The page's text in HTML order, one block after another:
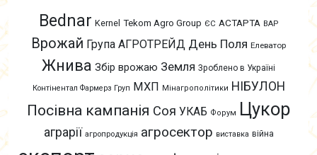
Bednar Kernel Tekom Agro Group ЄС АСТАРТА ВАР
Врожай Група АГРОТРЕЙД День Поля Елеватор
Жнива Збір врожаю Земля Зроблено в Україні
Контінентал Фармерз Груп МХП Мінагрополітики НІБУЛОН
Посівна кампанія Соя УКАБ Форум Цукор
аграрії агропродукція агросектор виставка війна